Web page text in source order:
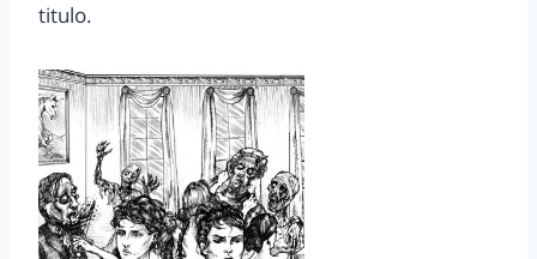
titulo.